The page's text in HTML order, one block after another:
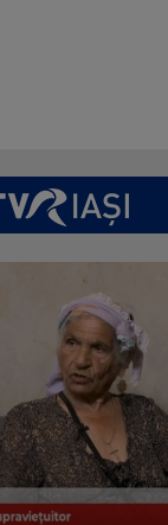
din învățământul ...